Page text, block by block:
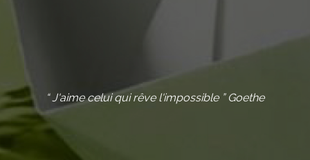
“ J'aime celui qui rêve l'impossible ” Goethe